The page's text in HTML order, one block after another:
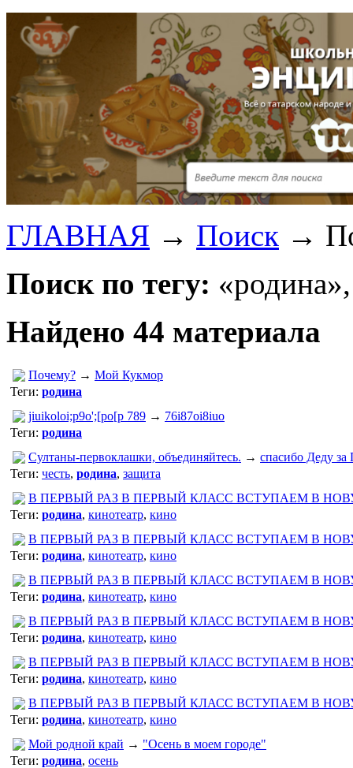
ГЛАВНАЯ → Поиск →
Поиск по тегу:
Найдено 44 материала
Почему? → Мой Кукмор
Теги: родина
jiuikoloi;p9o';[po[p 789 → 76i87oi8iuo
Теги: родина
Султаны-первоклашки, объединяйтесь. → спасибо Деду
Теги: честь, родина, защита
В ПЕРВЫЙ РАЗ В ПЕРВЫЙ КЛАСС ВСТУПАЕМ В
Теги: родина, кинотеатр, кино
В ПЕРВЫЙ РАЗ В ПЕРВЫЙ КЛАСС ВСТУПАЕМ В
Теги: родина, кинотеатр, кино
В ПЕРВЫЙ РАЗ В ПЕРВЫЙ КЛАСС ВСТУПАЕМ В
Теги: родина, кинотеатр, кино
В ПЕРВЫЙ РАЗ В ПЕРВЫЙ КЛАСС ВСТУПАЕМ В
Теги: родина, кинотеатр, кино
В ПЕРВЫЙ РАЗ В ПЕРВЫЙ КЛАСС ВСТУПАЕМ В
Теги: родина, кинотеатр, кино
В ПЕРВЫЙ РАЗ В ПЕРВЫЙ КЛАСС ВСТУПАЕМ В
Теги: родина, кинотеатр, кино
Мой родной край → "Осень в моем городе"
Теги: родина, осень